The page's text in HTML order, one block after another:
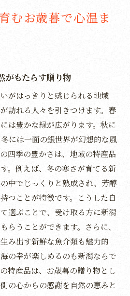
潟の特産品の魅力とは
特産品を贈る意味
で表す感謝の心
が持つ新潟の魅力
際立つお歳暮の選び方
を贈る際のポイント
けた新潟のお歳暮セットの秘
楽しむ贅沢なお歳暮
魅力のお歳暮セット
め込んだ新潟ギフト
む特別なお歳暮
を楽しむお歳暮の選び方
贈ることで伝わる感謝の気持
沢なお歳暮で感謝を伝える
むお歳暮で心温ま
がもたらす贈り物
がはっきりと感じられる地域
訪れる人々を引きつけます。春
は豊かな緑が広がります。秋に
には一面の銀世界が幻想的な風
四季の豊かさは、地域の特産品
。例えば、冬の寒さが育てる新
中でじっくりと熟成され、芳醇
つことが特徴です。こうした自
選ぶことで、受け取る方に新潟
らうことができます。さらに、
み出す新鮮な魚介類も魅力的
の幸が楽しめるのも新潟ならで
特産品は、お歳暮の贈り物とし
の心からの感謝を自然の恵みと